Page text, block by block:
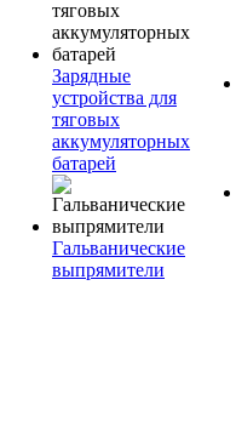
Зарядные
устройства для
тяговых
аккумуляторных
батарей
Гальванические
выпрямители